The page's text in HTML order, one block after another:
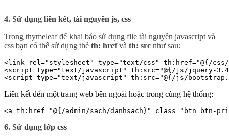
4. Sử dụng liên kết, tài nguyên js, css
Trong thymeleaf để khai báo sử dụng file tài nguyên javascript và
css bạn có thể sử dụng thẻ th: hrefvà th: src như sau:
<link rel="stylesheet" type="text/css" th:href="@{/
<script type="text/javascript" th:src="@{/js/jquery-
<script type="text/javascript" th:src="@{/js/
Liên kết đến một trang web bên ngoài hoặc trong cùng hệ thống:
<a th:href="@{/admin/sach/danhsach}" class="btn btn-
6. Sử dụng lớp css